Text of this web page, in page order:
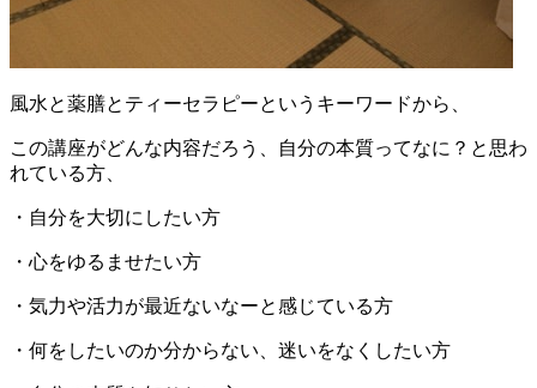
風水と薬膳とティーセラピーというキーワードから、
この講座がどんな内容だろう、自分の本質ってなに？と思わ
れている方、
・自分を大切にしたい方
・心をゆるませたい方
・気力や活力が最近ないなーと感じている方
・何をしたいのか分からない、迷いをなくしたい方